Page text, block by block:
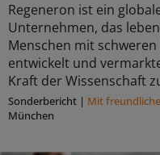
Regeneron ist ein
Unternehmen, das
Menschen mit
entwickelt und
Kraft der Wissenschaft
Sonderbericht | Mit
München